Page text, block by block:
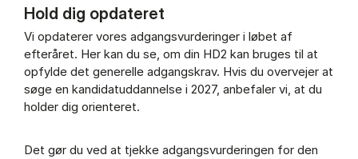
Hold dig opdateret
Vi opdaterer vores adgangsvurderinger i løbet af
efteråret. Her kan du se, om din HD2 kan bruges til at
opfylde det generelle adgangskrav. Hvis du overvejer at
søge en kandidatuddannelse i 2027, anbefaler vi, at du
holder dig orienteret.
Det gør du ved at tjekke adgangsvurderingen for den